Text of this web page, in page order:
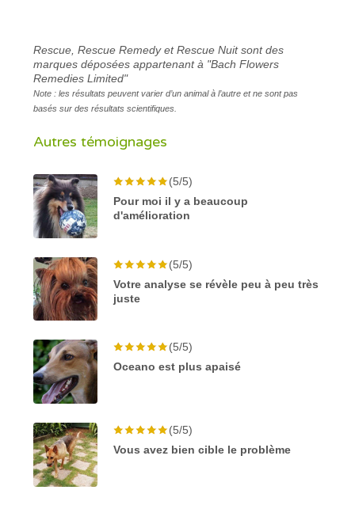
Rescue, Rescue Remedy et Rescue Nuit sont des
marques déposées appartenant à "Bach Flowers
Remedies Limited"
Note : les résultats peuvent varier d’un animal à l’autre et ne sont pas
basés sur des résultats scientifiques.
Autres témoignages
(5/5)
Pour moi il y a beaucoup
d'amélioration
(5/5)
Votre analyse se révèle peu à peu très
juste
(5/5)
Oceano est plus apaisé
(5/5)
Vous avez bien cible le problème